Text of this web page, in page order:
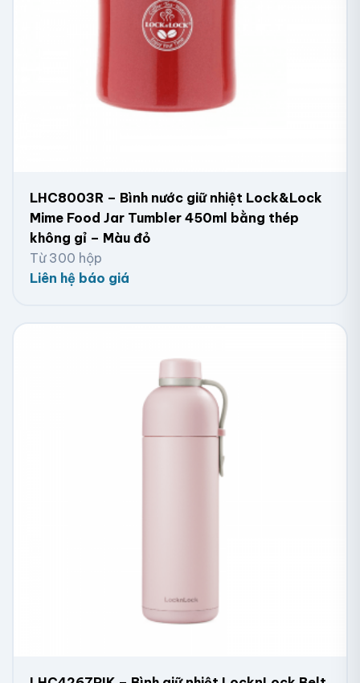
LHC8003R – Bình nước giữ nhiệt Lock&Lock
Mime Food Jar Tumbler 450ml bằng thép
không gỉ – Màu đỏ
Từ 300 hộp
Liên hệ báo giá